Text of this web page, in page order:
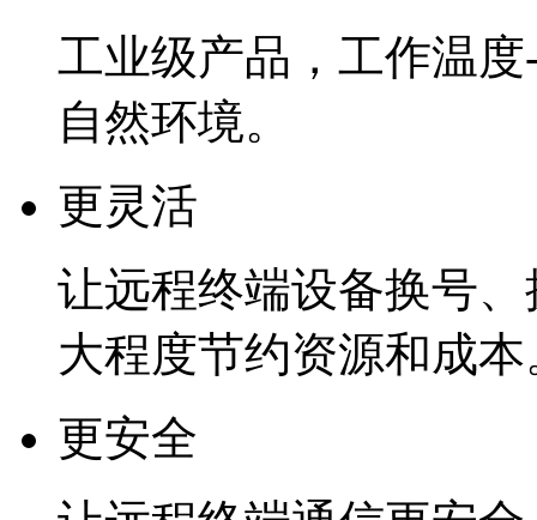
工业级产品，工作温
自然环境。
更灵活
让远程终端设备换号
大程度节约资源和成本
更安全